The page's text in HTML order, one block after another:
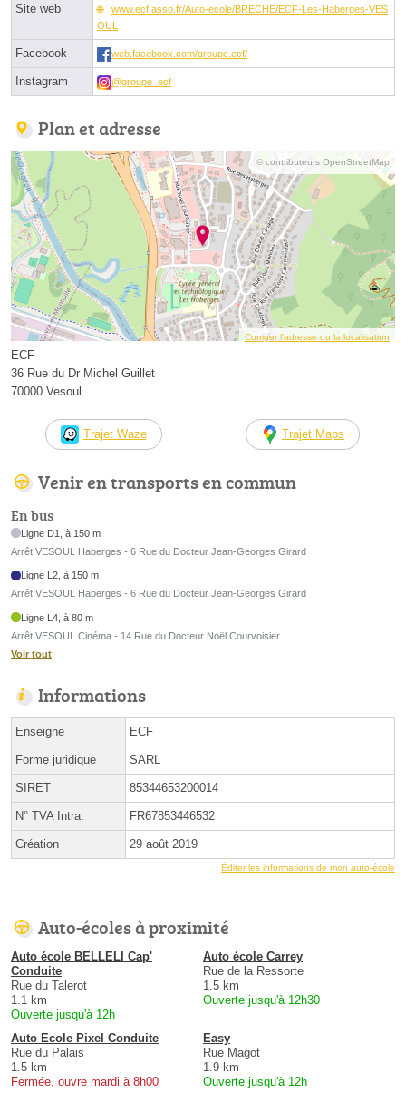
Site web
www.ecf.asso.fr/Auto-ecole/BRECHE/ECF-Les-Haberges-VES
OUL
Facebook web.facebook.com/groupe.ecf/
Instagram @groupe_ecf
Plan et adresse
© contributeurs OpenStreetMap
Corriger l’adresse ou la localisation
ECF
36 Rue du Dr Michel Guillet
70000 Vesoul
Trajet Waze Trajet Maps
Venir en transports en commun
En bus
Ligne D1, à 150 m
Arrêt VESOUL Haberges - 6 Rue du Docteur Jean-Georges Girard
Ligne L2, à 150 m
Arrêt VESOUL Haberges - 6 Rue du Docteur Jean-Georges Girard
Ligne L4, à 80 m
Arrêt VESOUL Cinéma - 14 Rue du Docteur Noël Courvoisier
Voir tout
Informations
Enseigne ECF
Forme juridique SARL
SIRET 85344653200014
N° TVA Intra. FR67853446532
Création 29 août 2019
Éditer les informations de mon auto-école
Auto-écoles à proximité
Auto école BELLELI Cap'
Conduite
Rue du Talerot
1.1 km
Ouverte jusqu'à 12h
Auto école Carrey
Rue de la Ressorte
1.5 km
Ouverte jusqu'à 12h30
Auto Ecole Pixel Conduite
Rue du Palais
1.5 km
Fermée, ouvre mardi à 8h00
Easy
Rue Magot
1.9 km
Ouverte jusqu'à 12h